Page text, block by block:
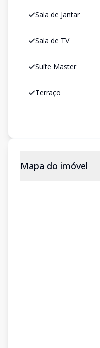
Sala de Jantar
Sala de TV
Suíte Master
Terraço
Mapa do imóvel